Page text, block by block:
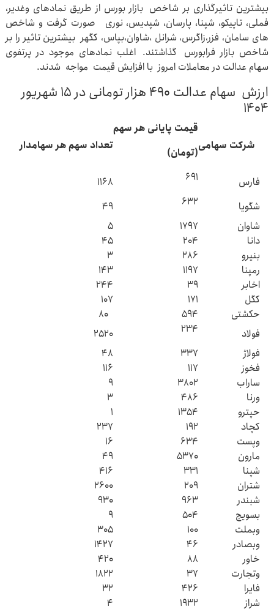
بیشترین تاثیرگذاری بر شاخص بازار بورس از طریق نمادهای وغدیر،
فملی، تاپیکو، شپنا، پارسان، شپدیس، نوری صورت گرفت و شاخص
های سامان، فزر،زاگرس، شرانل ،شاوان،بپاس، کگهر بیشترین تاثیر را بر
شاخص بازار فرابورس گذاشتند. اغلب نمادهای موجود در پرتفوی
سهام عدالت در معاملات امروز با افزایش قیمت مواجه شدند.
ارزش سهام عدالت ۴۹۰ هزار تومانی در ۱۵ شهریور
۱۴۰۴
شرکت سهامی
قیمت پایانی هر سهم
(تومان)
تعداد سهم هر سهامدار
فارس ۶۹۱
۱۱۶۸
شگویا
۶۳۲
۴۹
شاوان
۱۷۹۷
۵
دانا
۲۰۴
۴۵
بنیرو
۲۸۶
۳
رمپنا
۱۱۹۷
۱۴۳
اخابر
۳۹
۲۴۴
کگل
۱۷۱
۱۰۷
حکشتی‌
۵۹۴
۸۰
فولاد
۲۳۴
۲۵۲۰
فولاژ
۳۳۷
۴۸
فخوز
۱۱۷
۱۱۶
ساراب
۳۸۰۲
۹
ورنا
۴۸۶
۳
حپترو
۱۳۵۴
۱
کچاد
۱۹۲
۲۳۷
وپست
۶۳۴
۱۶
مارون
۵۳۷۰
۴۹
شپنا
۳۳۱
۴۱۶
شتران
۲۰۹
۲۶۰۰
شبندر
۹۶۳
۹۳۰
بسویچ
۵۰۴
۹
وبملت
۱۰۰
۳۰۵
وبصادر
۴۶
۱۴۲۷
خاور
۸۸
۴۲۰
وتجارت
۳۷
۱۸۲۲
فایرا
۴۲۶
۳۲
شراز
۱۹۳۲ ۴